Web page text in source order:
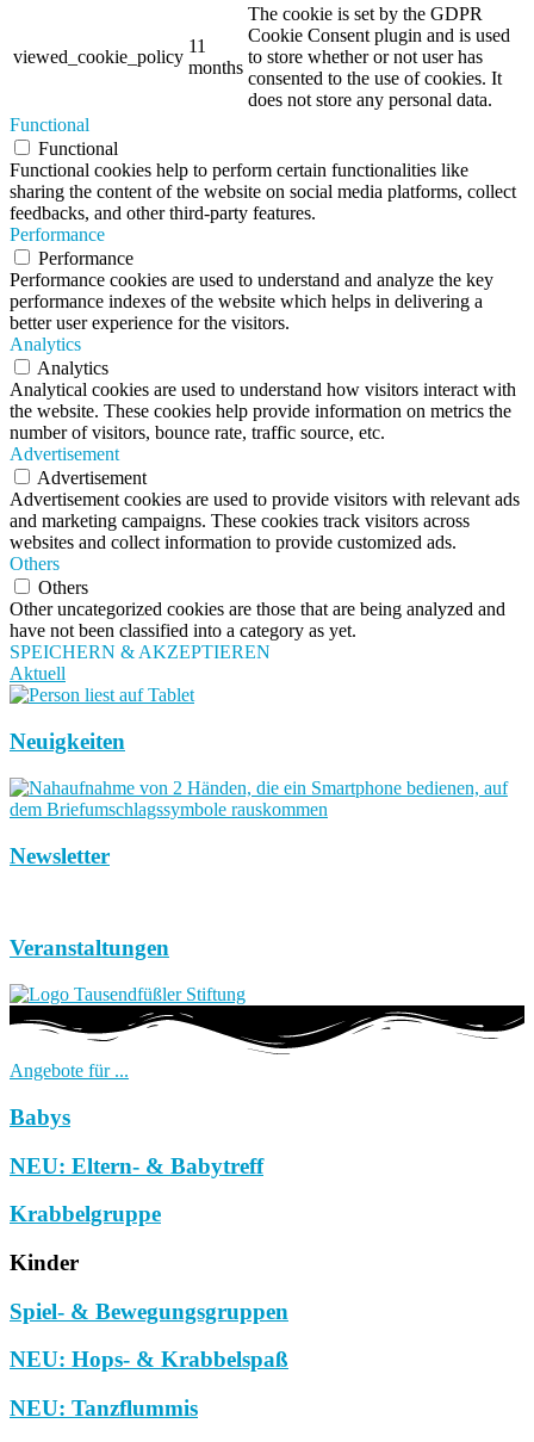
viewed_cookie_policy
11
months
The cookie is set by the GDPR
Cookie Consent plugin and is used
to store whether or not user has
consented to the use of cookies. It
does not store any personal data.
Functional
Functional
Functional cookies help to perform certain functionalities like
sharing the content of the website on social media platforms, collect
feedbacks, and other third-party features.
Performance
Performance
Performance cookies are used to understand and analyze the key
performance indexes of the website which helps in delivering a
better user experience for the visitors.
Analytics
Analytics
Analytical cookies are used to understand how visitors interact with
the website. These cookies help provide information on metrics the
number of visitors, bounce rate, traffic source, etc.
Advertisement
Advertisement
Advertisement cookies are used to provide visitors with relevant ads
and marketing campaigns. These cookies track visitors across
websites and collect information to provide customized ads.
Others
Others
Other uncategorized cookies are those that are being analyzed and
have not been classified into a category as yet.
SPEICHERN & AKZEPTIEREN
Aktuell
Neuigkeiten
Newsletter
Veranstaltungen
Angebote für ...
Babys
NEU: Eltern- & Babytreff
Krabbelgruppe
Kinder
Spiel- & Bewegungsgruppen
NEU: Hops- & Krabbelspaß
NEU: Tanzflummis